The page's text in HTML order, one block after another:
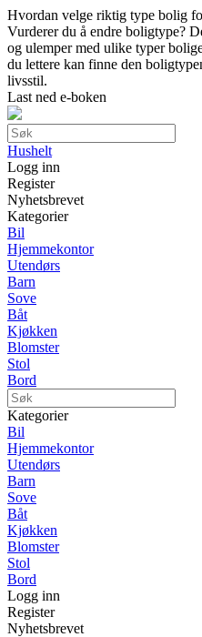
Hvordan velge riktig type bolig
Vurderer du å endre boligtype?
og ulemper med ulike typer
du lettere kan finne den
livsstil.
Last ned e-boken
Hushelt
Logg inn
Register
Nyhetsbrevet
Kategorier
Bil
Hjemmekontor
Utendørs
Barn
Sove
Båt
Kjøkken
Blomster
Stol
Bord
Kategorier
Bil
Hjemmekontor
Utendørs
Barn
Sove
Båt
Kjøkken
Blomster
Stol
Bord
Logg inn
Register
Nyhetsbrevet